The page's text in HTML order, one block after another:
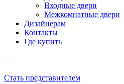
Входные двери
Межкомнатные двери
Дизайнерам
Контакты
Где купить
Стать представителем